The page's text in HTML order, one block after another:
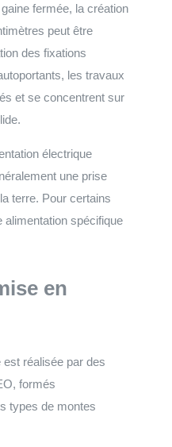
fermée, la création
peut être
des fixations
les travaux
et se concentrent sur
électrique
une prise
terre. Pour certains
alimentation spécifique
en
est réalisée par des
formés
types de montes